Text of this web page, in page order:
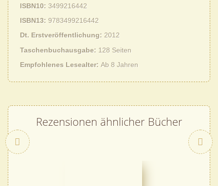
ISBN10
3499216442
ISBN13 9783499216442
Dt. Erstveröffentlichung
2012
Taschenbuchausgabe
128 Seiten
Empfohlenes Lesealter Ab 8 Jahren
Rezensionen ähnlicher Bücher